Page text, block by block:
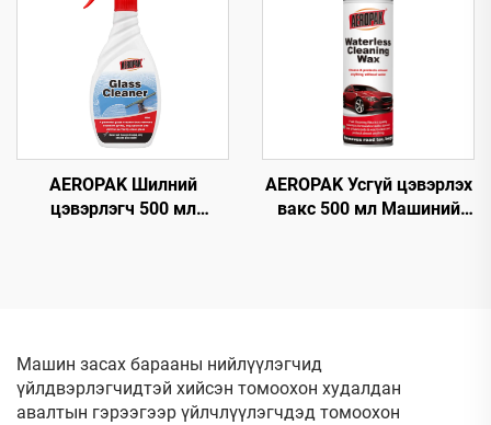
AEROPAK Шилний
цэвэрлэгч 500 мл
AEROPAK Усгүй цэвэрлэх
вакс 500 мл Машиний
Машин засах барааны нийлүүлэгчид
үйлдвэрлэгчидтэй хийсэн томоохон худалдан
авалтын гэрээгээр үйлчлүүлэгчдэд томоохон